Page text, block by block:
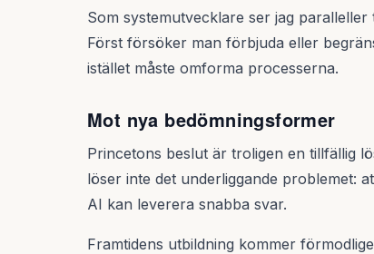
Som systemutvecklare ser jag
Först försöker man förbjuda eller
istället måste omforma processerna.
Mot nya bedömningsformer
Princetons beslut är troligen en tillfällig
löser inte det underliggande problemet:
AI kan leverera snabba svar.
Framtidens utbildning kommer